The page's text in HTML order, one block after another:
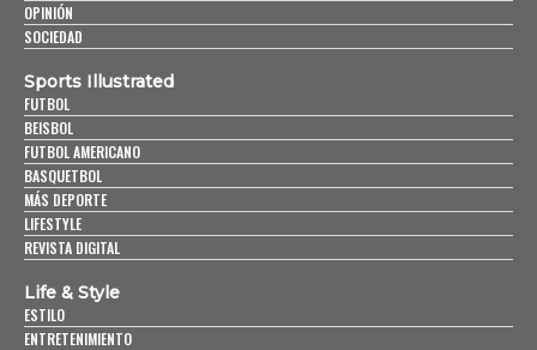
OPINIÓN
SOCIEDAD
Sports Illustrated
FUTBOL
BEISBOL
FUTBOL AMERICANO
BASQUETBOL
MÁS DEPORTE
LIFESTYLE
REVISTA DIGITAL
Life & Style
ESTILO
ENTRETENIMIENTO